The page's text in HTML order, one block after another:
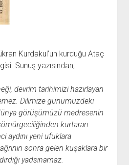
ARŞİV FONU
ARŞİV FONU
KOŞULLARI
KİTAPLIĞI
KİTAPLIĞI
HAREKETİ KİTAPLIĞI
KİTAPLIĞI
KİTAPLIĞI
KÜLLİYATI KİTAPLIĞI
KİTAPLIĞI
KIVILCIMLI KİTAPLIĞI
SADİ KİTAPLIĞI
FORMU
YARARLANMA FORMU
GÜNLERİMİZ
Kurdakul’un kurduğu Ataç
Sunuş yazısından;
devrim tarihimizi hazırlayan
Dilimize günümüzdeki
görüşümüzü medresenin
kurtaran
aydını yeni ufuklara
sonra gelen kuşaklara bir
yadsınamaz.